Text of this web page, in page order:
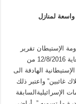
لمنازل
الإستيطان تقرير
الإستيطان الأسبوعي الصادر من تاريخ 6/8/2016 ولغاية 12/8/2016 من
الهادفة الى
غائبين” واعتبر ذلك
الإسرائيليةالسابقة